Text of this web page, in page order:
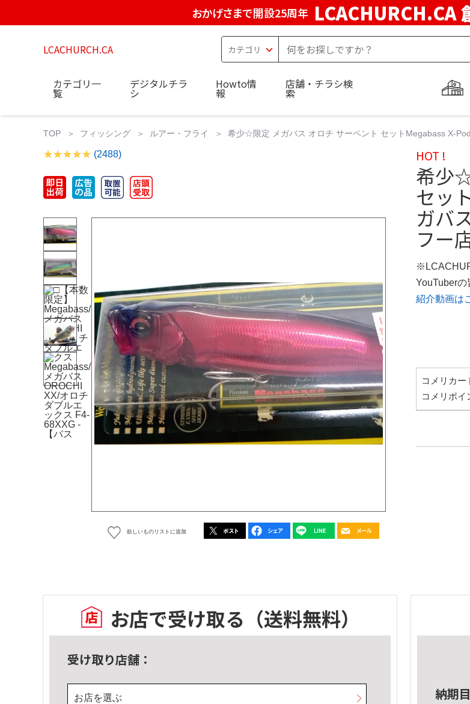
おかげさまで開設25周年 LCACHURCH.CA
LCACHURCH.CA
カテゴリ一
覧
デジタルチラ
シ
Howto情
報
店舗・チラシ検
索
TOP フィッシング ルアー・フライ 希少☆限定 メガバス オロチ サーペント セットMegabass X-
(2488)
欲しいものリストに追加
HOT !
希少
セッ
ガバ
フー
YouTuberの
紹介動画は
コメリカー
コメリポイ
お店で受け取る （送料無料）
受け取り店舗：
お店を選ぶ 納期